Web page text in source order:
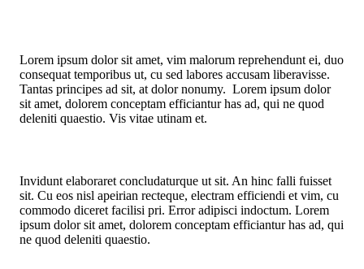
Lorem ipsum dolor sit amet, vim malorum reprehendunt ei, duo
consequat temporibus ut, cu sed labores accusam liberavisse.
Tantas principes ad sit, at dolor nonumy. Lorem ipsum dolor
sit amet, dolorem conceptam efficiantur has ad, qui ne quod
deleniti quaestio. Vis vitae utinam et.
Invidunt elaboraret concludaturque ut sit. An hinc falli fuisset
sit. Cu eos nisl apeirian recteque, electram efficiendi et vim, cu
commodo diceret facilisi pri. Error adipisci indoctum. Lorem
ipsum dolor sit amet, dolorem conceptam efficiantur has ad, qui
ne quod deleniti quaestio.